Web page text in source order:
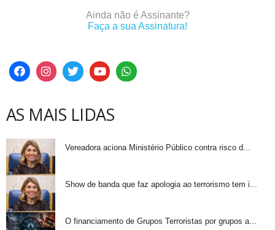
Ainda não é Assinante?
Faça a sua Assinatura!
AS MAIS LIDAS
Vereadora aciona Ministério Público contra risco d...
Show de banda que faz apologia ao terrorismo tem i...
O financiamento de Grupos Terroristas por grupos a...